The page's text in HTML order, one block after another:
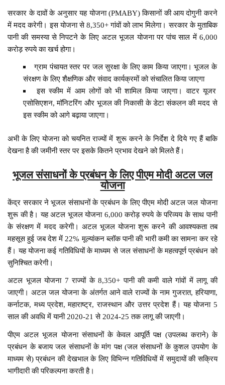
सरकार के दावों के अनुसार यह योजना (PMABY) किसानों की आय दोगुनी करने
में मदद करेगी। इस योजना से 8,350+ गांवों को लाभ मिलेगा। सरकार के मुताबिक
पानी की समस्या से निपटने के लिए अटल भूजल योजना पर पांच साल में 6,000
करोड़ रुपये का खर्च होगा।
ग्राम पंचायत स्तर पर जल सुरक्षा के लिए काम किया जाएगा। भूजल के
संरक्षण के लिए शैक्षणिक और संवाद कार्यक्रमों को संचालित किया जाएगा
इस स्कीम में आम लोगों को भी शामिल किया जाएगा। वाटर यूजर
एसोसिएशन, मॉनिटरिंग और भूजल की निकासी के डेटा संकलन की मदद से
इस स्कीम को आगे बढ़ाया जाएगा।
अभी के लिए योजना को चयनित राज्यों में शुरू करने के निर्देश दे दिये गए हैं बाकि
देखना है की जमीनी स्तर पर इसके कितने प्रभाव देखने को मिलते हैं।
भूजल संसाधनों के प्रबंधन के लिए पीएम मोदी अटल जल
योजना
केंद्र सरकार ने भूजल संसाधनों के प्रबंधन के लिए पीएम मोदी अटल जल योजना
शुरू की है। यह अटल भूजल योजना 6,000 करोड़ रुपये के परिव्यय के साथ पानी
के संरक्षण में मदद करेगी। अटल भूजल योजना शुरू करने की आवश्यकता तब
महसूस हुई जब देश में 22% मूल्यांकन ब्लॉक पानी की भारी कमी का सामना कर रहे
हैं। यह योजना कई गतिविधियों के माध्यम से जल संसाधनों के महत्वपूर्ण प्रबंधन को
सुनिश्चित करेगी।
अटल भूजल योजना 7 राज्यों के 8,350+ पानी की कमी वाले गांवों में लागू की
जाएगी। अटल जल योजना के अंतर्गत आने वाले राज्यों के नाम गुजरात, हरियाणा,
कर्नाटक, मध्य प्रदेश, महाराष्ट्र, राजस्थान और उत्तर प्रदेश हैं। यह योजना 5
साल की अवधि में यानी 2020-21 से 2024-25 तक लागू की जाएगी।
पीएम अटल भूजल योजना संसाधनों के केवल आपूर्ति पक्ष (उपलब्ध कराने) के
प्रबंधन के बजाय जल संसाधनों के मांग पक्ष (जल संसाधनों के कुशल उपयोग के
माध्यम से) प्रबंधन की देखभाल के लिए विभिन्न गतिविधियों में समुदायों की सक्रिय
भागीदारी की परिकल्पना करती है।